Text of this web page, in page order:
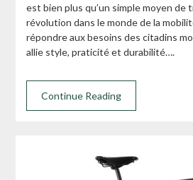
est bien plus qu’un simple moyen de
révolution dans le monde de la
répondre aux besoins des citadins
allie style, praticité et durabilité….
Continue Reading